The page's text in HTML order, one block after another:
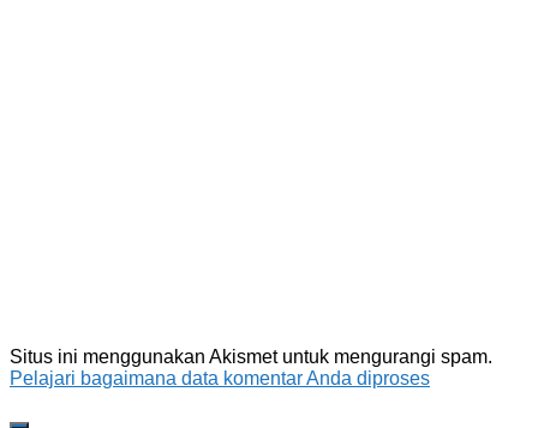
Situs ini menggunakan Akismet untuk mengurangi spam.
Pelajari bagaimana data komentar Anda diproses